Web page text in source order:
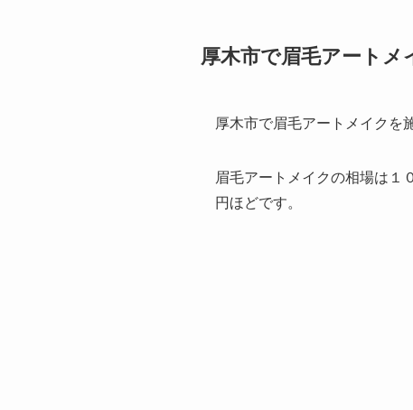
厚木市で眉毛アートメ
厚木市で眉毛アートメイクを
眉毛アートメイクの相場は１
円ほどです。